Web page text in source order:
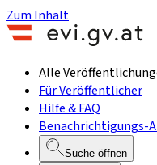
Zum Inhalt
Alle
Für Veröffentlicher
Hilfe & FAQ
Benachrichtigungs-
Suche öffnen